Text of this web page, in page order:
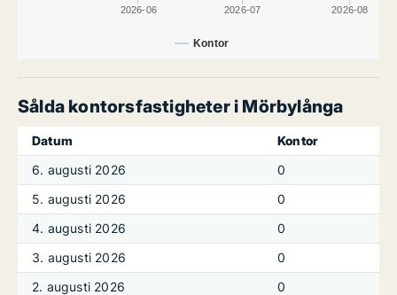
Kontor
2026-06 2026-07 2026-08
Sålda kontorsfastigheter i Mörbylånga
Datum
Kontor
6. augusti 2026
0
5. augusti 2026
0
4. augusti 2026
0
3. augusti 2026
0
2. augusti 2026
0